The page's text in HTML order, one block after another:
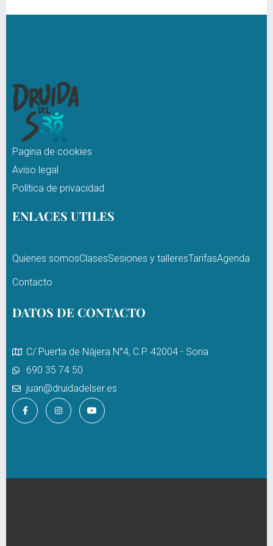
Pagina de cookies
Aviso legal
Política de privacidad
ENLACES UTILES
Quienes somosClasesSesiones y talleresTarifasAgenda
Contacto
DATOS DE CONTACTO
C/ Puerta de Nájera N°4, C.P. 42004 - Soria
690 35 74 50
juan@druidadelser.es